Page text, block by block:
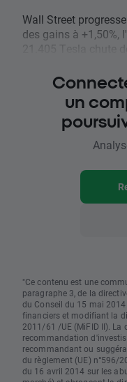
Wall Street
des gains à +1,50%,
21.405 Tesla chute
un
"Ce contenu est une
paragraphe 3, de la
du Conseil du 15 mai
financiers et modifiant la
2011/61 /UE (MiFID II).
recommandation
recommandant ou
du règlement (UE) n°596/
du 16 avril 2014 sur les